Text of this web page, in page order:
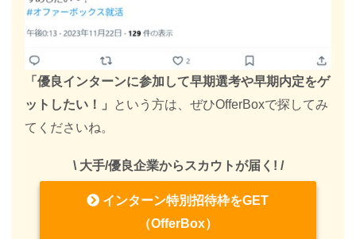
「優良インターンに参加して早期選考や早期内定をゲ
ットしたい！」
という方は、ぜひOfferBoxで探してみ
てくださいね。
\ 大手/優良企業からスカウトが届く! /
インターン特別招待枠をGET
（OfferBox）